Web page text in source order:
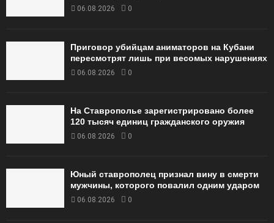
06.08.2026 0
Приговор убийцам аниматоров на Кубани
пересмотрят лишь при весомых нарушениях
06.08.2026 0
На Ставрополье зарегистрировано более
120 тысяч единиц гражданского оружия
06.08.2026 0
Юный ставрополец признал вину в смерти
мужчины, которого повалил одним ударом
06.08.2026 0